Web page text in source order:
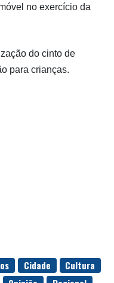
no exercício da
do cinto de
para crianças.
Cidade
Cultura